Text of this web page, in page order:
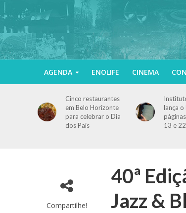
AGENDA ENOLIFE CINEMA
Cinco restaurantes
em Belo Horizonte
para celebrar o Dia
dos Pais
lança o
13 e
Compartilhe!
40ª
Jazz &